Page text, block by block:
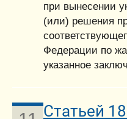
при вынесении
(или) решения
Федерации по
указанное
Статьей